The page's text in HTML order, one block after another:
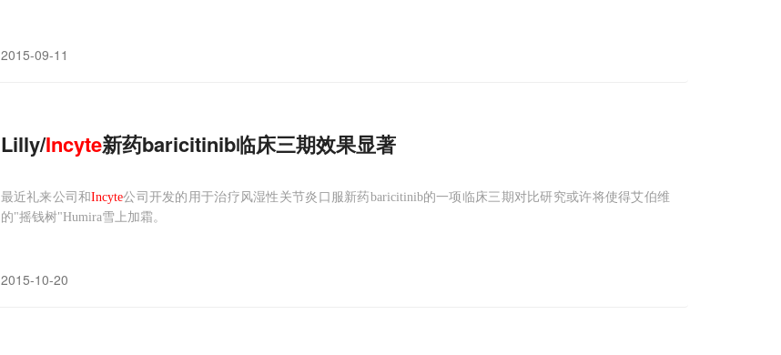
2015-09-11
Lilly/Incyte新药baricitinib临床三期效果显著
最近礼来公司和Incyte公司开发的用于治疗风湿性关节炎口服新药baricitinib的一项临床三期对比研究或许将使得艾伯维
的"摇钱树"Humira雪上加霜。
2015-10-20